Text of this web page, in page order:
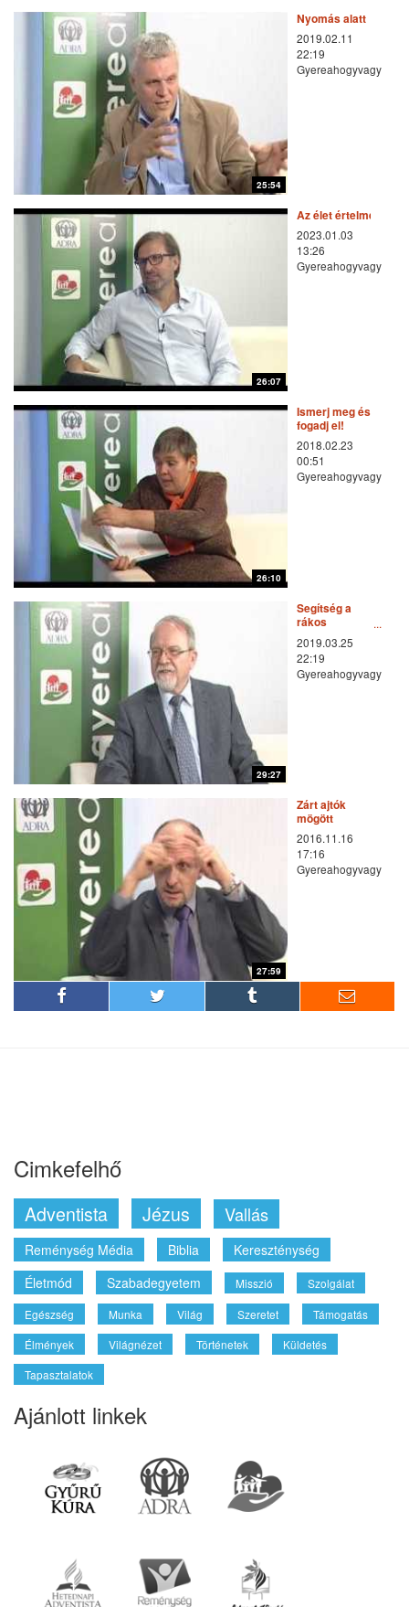
25:54
Nyomás alatt
2019.02.11
22:19
Gyereahogyvagy
26:07
Az élet értelme
2023.01.03
13:26
Gyereahogyvagy
26:10
Ismerj meg és
fogadj el!
2018.02.23
00:51
Gyereahogyvagy
29:27
Segítség a
rákos
betegeknek
2019.03.25
22:19
Gyereahogyvagy
27:59
Zárt ajtók
mögött
2016.11.16
17:16
Gyereahogyvagy
Cimkefelhő
Adventista Jézus Vallás
Reménység Média Biblia
Kereszténység
Életmód
Szabadegyetem Misszió
Szolgálat
Egészség
Munka Világ Szeretet
Támogatás
Élmények
Világnézet Történetek
Küldetés
Tapasztalatok
Ajánlott linkek